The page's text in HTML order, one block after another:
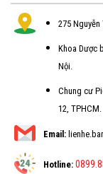
275 Nguyễn
Khoa Dược
Nội.
Chung cư
12, TPHCM.
Email:
Hotline: